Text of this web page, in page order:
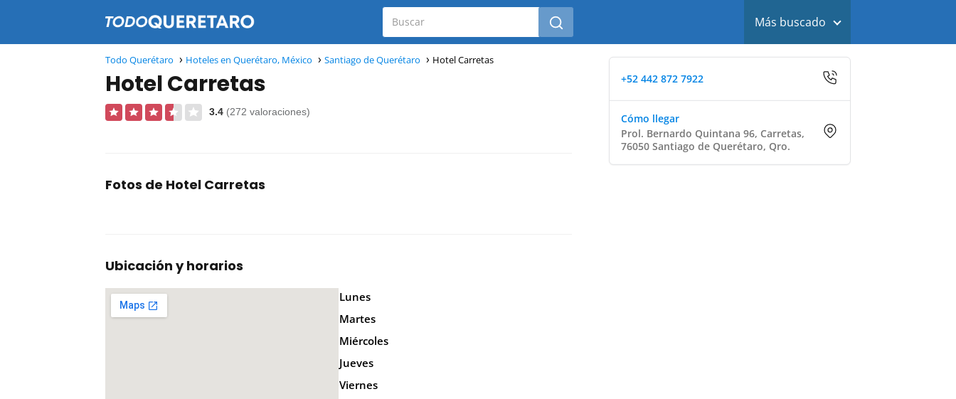
Más buscado
Todo Querétaro Hoteles en Querétaro, México Santiago de Querétaro Hotel Carretas
Hotel Carretas
3.4 (272 valoraciones)
Fotos de Hotel Carretas
Ubicación y horarios
Lunes
Martes
Miércoles
Jueves
Viernes
+52 442 872 7922
Cómo llegar
Prol. Bernardo Quintana 96, Carretas,
76050 Santiago de Querétaro, Qro.